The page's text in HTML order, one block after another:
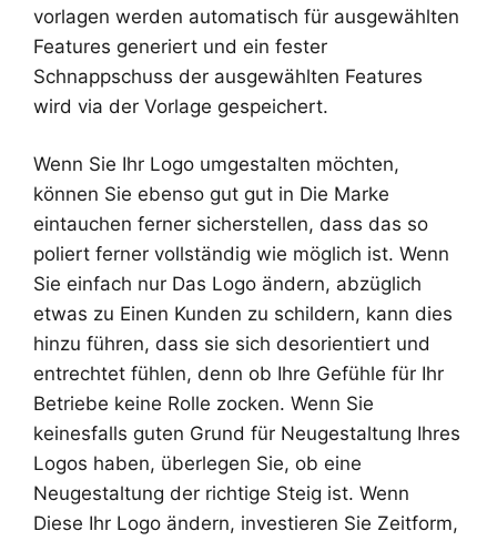
vorlagen werden automatisch für ausgewählten
Features generiert und ein fester
Schnappschuss der ausgewählten Features
wird via der Vorlage gespeichert.
Wenn Sie Ihr Logo umgestalten möchten,
können Sie ebenso gut gut in Die Marke
eintauchen ferner sicherstellen, dass das so
poliert ferner vollständig wie möglich ist. Wenn
Sie einfach nur Das Logo ändern, abzüglich
etwas zu Einen Kunden zu schildern, kann dies
hinzu führen, dass sie sich desorientiert und
entrechtet fühlen, denn ob Ihre Gefühle für Ihr
Betriebe keine Rolle zocken. Wenn Sie
keinesfalls guten Grund für Neugestaltung Ihres
Logos haben, überlegen Sie, ob eine
Neugestaltung der richtige Steig ist. Wenn
Diese Ihr Logo ändern, investieren Sie Zeitform,